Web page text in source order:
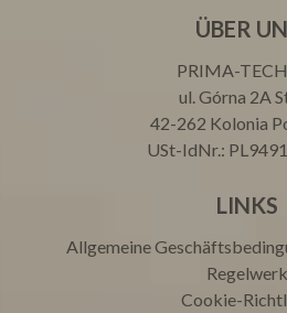
ÜBER
PRIMA-TECH
ul. Górna 2A
42-262 Kolonia
USt-IdNr.:
LINKS
Allgemeine
Regelwerk
Cookie-